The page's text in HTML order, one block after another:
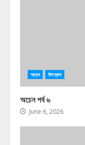
অচেন উপন্যাস
অচেন পর্ব ৬
June 6, 2026